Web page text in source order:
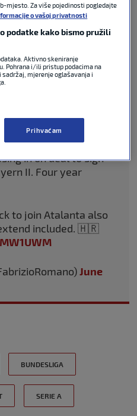
školeOsijeka,u kojoj je
prodan u Bayern za 2.8
velikana igrao je za
u četvrtom rangu
hrvatski reprezentativac
in on deal to sign
II. Four year
to join Atalanta also
included. 🇭🇷
June
BUNDESLIGA
SERIE A
mjesto. Za više pojedinosti pogledajte
o vašoj privatnosti
podatke kako bismo pružili
Aktivno skeniranje
Pohrana i/ili pristup podacima na
mjerenje oglašavanja i
Prihvaćam